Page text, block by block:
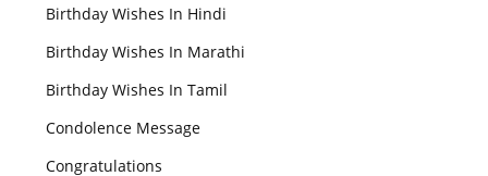
Birthday Wishes In Hindi
Birthday Wishes In Marathi
Birthday Wishes In Tamil
Condolence Message
Congratulations